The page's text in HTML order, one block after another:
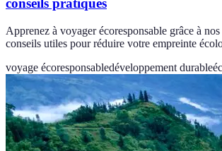
conseils pratiques
Apprenez à voyager écoresponsable grâce à
conseils utiles pour réduire votre empreinte
voyage écoresponsabledéveloppement durable